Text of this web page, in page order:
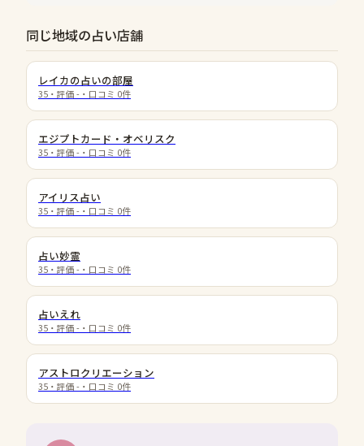
同じ地域の占い店舗
レイカの占いの部屋
35 ・評価 - ・口コミ 0件
エジプトカード・オベリスク
35 ・評価 - ・口コミ 0件
アイリス占い
35 ・評価 - ・口コミ 0件
占い妙霊
35 ・評価 - ・口コミ 0件
占いえれ
35 ・評価 - ・口コミ 0件
アストロクリエーション
35 ・評価 - ・口コミ 0件